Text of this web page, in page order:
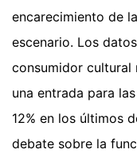
encarecimiento de
escenario. Los
consumidor cultural
una entrada para
12% en los últimos
debate sobre la